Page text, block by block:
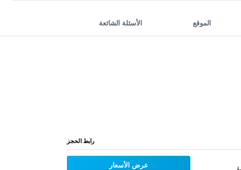
الموقع الأسئلة الشائعة
رابط الحجز
عرض الأسعار